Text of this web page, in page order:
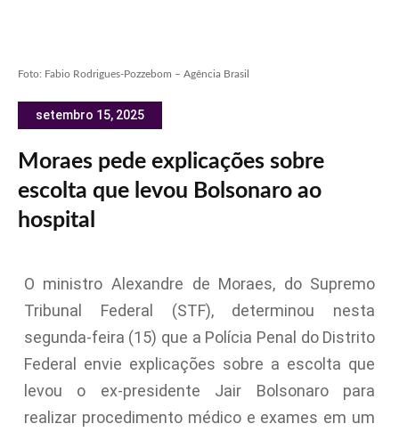
Foto: Fabio Rodrigues-Pozzebom – Agência Brasil
setembro 15, 2025
Moraes pede explicações sobre
escolta que levou Bolsonaro ao
hospital
O ministro Alexandre de Moraes, do Supremo
Tribunal Federal (STF), determinou nesta
segunda-feira (15) que a Polícia Penal do Distrito
Federal envie explicações sobre a escolta que
levou o ex-presidente Jair Bolsonaro para
realizar procedimento médico e exames em um